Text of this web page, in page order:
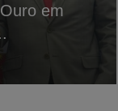
em